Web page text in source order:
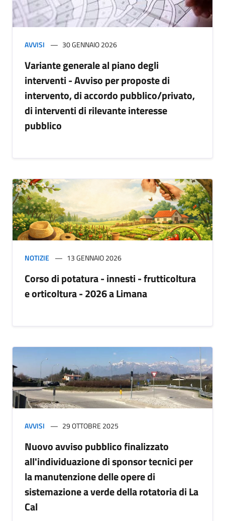
AVVISI 30 GENNAIO 2026
Variante generale al piano degli
interventi - Avviso per proposte di
intervento, di accordo pubblico/privato,
di interventi di rilevante interesse
pubblico
NOTIZIE 13 GENNAIO 2026
Corso di potatura - innesti - frutticoltura
e orticoltura - 2026 a Limana
AVVISI 29 OTTOBRE 2025
Nuovo avviso pubblico finalizzato
all'individuazione di sponsor tecnici per
la manutenzione delle opere di
sistemazione a verde della rotatoria di La
Cal